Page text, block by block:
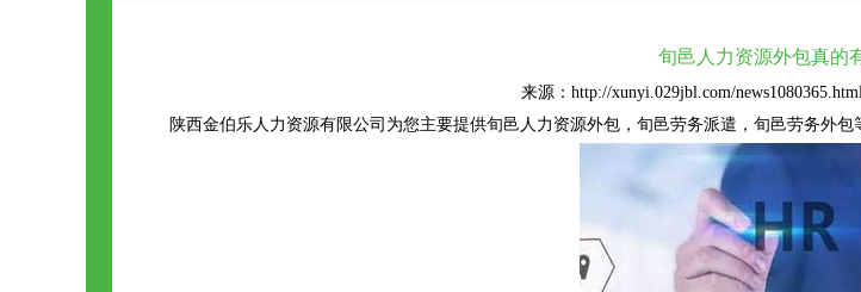
旬邑人力资源外包真的
来源：http://xunyi.029jbl.com/
陕西金伯乐人力资源有限公司为您主要提供旬邑人力资源外包 ，旬邑劳务派遣，旬邑劳务外